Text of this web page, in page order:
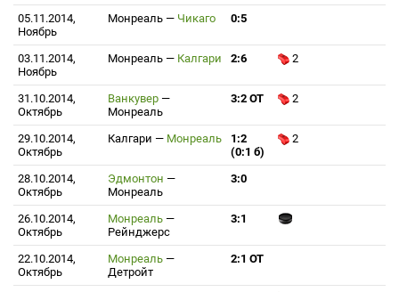
05.11.2014,
Ноябрь
Монреаль — Чикаго 0:5
03.11.2014,
Ноябрь
Монреаль — Калгари 2:6 2
31.10.2014,
Октябрь
Ванкувер —
Монреаль
3:2 ОТ 2
29.10.2014,
Октябрь
Калгари — Монреаль
1:2
(0:1 б)
2
28.10.2014,
Октябрь
Эдмонтон —
Монреаль
3:0
26.10.2014,
Октябрь
Монреаль —
Рейнджерс
3:1
22.10.2014,
Октябрь
Монреаль —
Детройт
2:1 ОТ